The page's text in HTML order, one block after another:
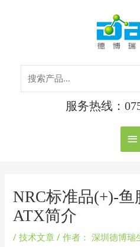
主
菜
单
服务热线：
NRC标准品(+)-
ATX简介
/技术文章 / 作者： 深圳德博瑞